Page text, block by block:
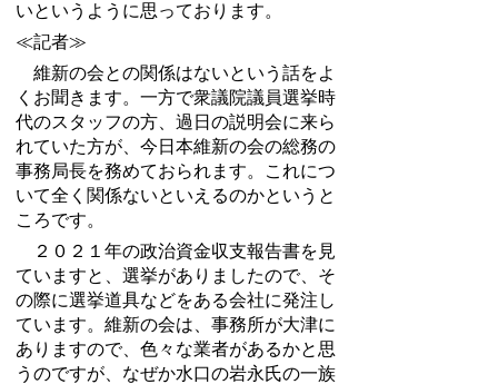
いというように思っております。
≪記者≫
維新の会との関係はないという話をよ
くお聞きます。一方で衆議院議員選挙時
代のスタッフの方、過日の説明会に来ら
れていた方が、今日本維新の会の総務の
事務局長を務めておられます。これにつ
いて全く関係ないといえるのかというと
ころです。
２０２１年の政治資金収支報告書を見
ていますと、選挙がありましたので、そ
の際に選挙道具などをある会社に発注し
ています。維新の会は、事務所が大津に
ありますので、色々な業者があるかと思
うのですが、なぜか水口の岩永氏の一族